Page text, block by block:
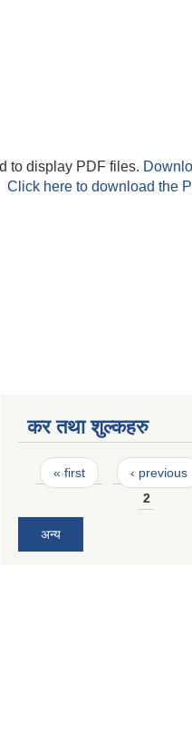
to display PDF files.
Click here to download the
कर तथा शुल्कहरु
Pages
« first ‹ previous
2
अन्य